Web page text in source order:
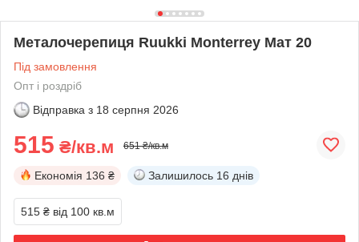
Металочерепиця Ruukki Monterrey Мат 20
Під замовлення
Опт і роздріб
Відправка з 18 серпня 2026
515 ₴/кв.м 651 ₴/кв.м
Економія 136 ₴ Залишилось 16 днів
515 ₴ від 100 кв.м